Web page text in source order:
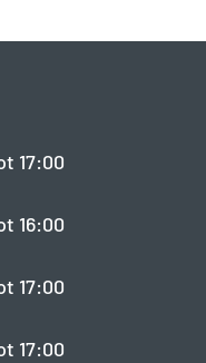
17:00
16:00
17:00
17:00